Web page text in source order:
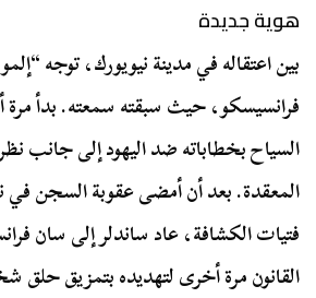
هوية جديدة
بين اعتقاله في مدينة نيويورك، توجه
فرانسيسكو، حيث سبقته سمعته. بدأ
السياح بخطاباته ضد اليهود إلى جانب
المعقدة. بعد أن أمضى عقوبة السجن في
فتيات الكشافة، عاد ساندلر إلى سان
القانون مرة أخرى لتهديده بتمزيق